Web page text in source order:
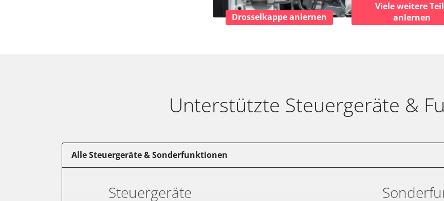
Drosselkappe anlernen
Viele weitere
anlernen
Unterstützte Steuergeräte &
Alle Steuergeräte & Sonderfunktionen
Steuergeräte